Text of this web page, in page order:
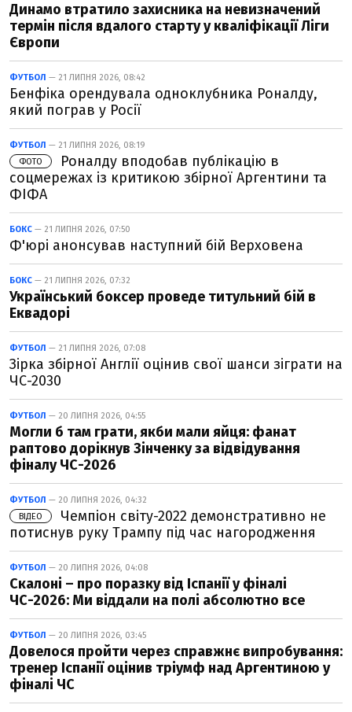
Динамо втратило захисника на невизначений
термін після вдалого старту у кваліфікації Ліги
Європи
ФУТБОЛ — 21 ЛИПНЯ 2026, 08:42
Бенфіка орендувала одноклубника Роналду,
який пограв у Росії
ФУТБОЛ — 21 ЛИПНЯ 2026, 08:19
ФОТО
Роналду вподобав публікацію в
соцмережах із критикою збірної Аргентини та
ФІФА
БОКС — 21 ЛИПНЯ 2026, 07:50
Ф'юрі анонсував наступний бій Верховена
БОКС — 21 ЛИПНЯ 2026, 07:32
Український боксер проведе титульний бій в
Еквадорі
ФУТБОЛ — 21 ЛИПНЯ 2026, 07:08
Зірка збірної Англії оцінив свої шанси зіграти на
ЧС-2030
ФУТБОЛ — 20 ЛИПНЯ 2026, 04:55
Могли б там грати, якби мали яйця: фанат
раптово дорікнув Зінченку за відвідування
фіналу ЧС-2026
ФУТБОЛ — 20 ЛИПНЯ 2026, 04:32
ВІДЕО
Чемпіон світу-2022 демонстративно не
потиснув руку Трампу під час нагородження
ФУТБОЛ — 20 ЛИПНЯ 2026, 04:08
Скалоні – про поразку від Іспанії у фіналі
ЧС-2026: Ми віддали на полі абсолютно все
ФУТБОЛ — 20 ЛИПНЯ 2026, 03:45
Довелося пройти через справжнє випробування:
тренер Іспанії оцінив тріумф над Аргентиною у
фіналі ЧС